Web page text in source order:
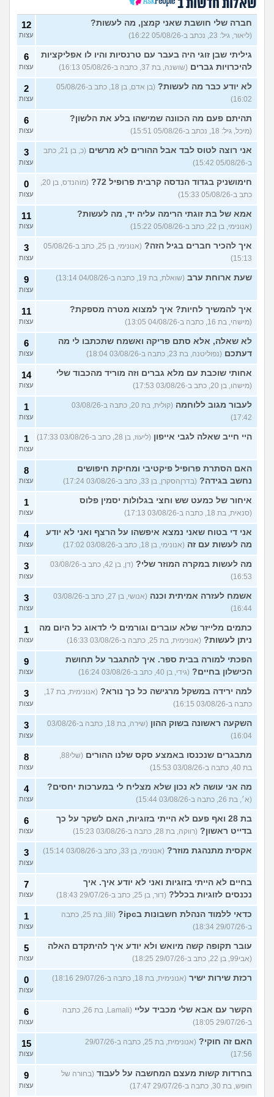
האם אח שלי מקנא/שונא את
אשתי?
(אורי, בן 33)
8
עצות
הבת שלי מדוכדכת שאני ואביה
מבוגרים... איך מתמודדים? (.,
בת 45)
עצות
יש לי אפוטרופוס ואני לא מבין
למה
(זורו, בן 40)
5
עצות
לא יודע מה לעשות יותר עם
המשפחה שלי (יורם, בן 23) עצות
בן 10 לא רוצה שאנחנו ההורים
נהיה נוכחים במסיבת סיום של
הכיתה
(גורי, בן 42)
9
עצות
מה הסוד הזה שגורם לריח
הטוב להשאר בבגד לאורך זמן
???
(מתלמדת, בת 50)
7
עצות
איך לומר להורים שאני רוצה
להיות חילוני?
(אהרן, בן 17)
9
עצות
עוד שאלות חדשות במדור
שאלות חדשות ב
חברה שלי חושבת שאני קמצן, מה לעשות?
(ליאור, גיל: 23, נכתב ב-05/08/26 16:22)
12
עצות
גיליתי שבן זוגי היה בעבר עם טרנסיות והיו לו אפליקציות
להיכרויות גברים (שושנה, בת 37, כתבה ב-05/08/26 16:13)
6
עצות
לא יודע כבר מה לעשות?
(בן אדם, בן 18, כתב ב-05/08/26
16:02)
2
עצות
תהיתם פעם מה הכוונה שמישהו בלע את הלשון?
(מיכל, גיל: 18, נכתב ב-05/08/26 15:51)
6
עצות
אני רוצה לטוס לבד אבל ההורים לא מרשים
(כ, בן 21, כתב
ב-05/08/26 15:42)
3
עצות
חימושניק בגדוד הנדסה קרבית פרופיל 72?
(מוהנדס, בן 20,
כתב ב-05/08/26 15:33)
0
עצות
אמא של בת זוגתי הרימה עליה יד, מה לעשות?
(אנונימי, בן 22, כתב ב-05/08/26 15:22)
11
עצות
איך להכיר חברים בגיל הזה?
(אנונימי, בן 25, כתב ב-05/08/26
15:13)
3
עצות
שעת ארוחת ערב (שואלת, בת 19, כתבה ב-04/08/26 13:14) 9
עצות
איך להמשיך לחיות? איך למצוא מטרה מספקת?
(מישהי, בת 16, כתבה ב-04/08/26 13:05)
11
עצות
לא שאלה, אלא סתם פריקה ואשמח שתכתבו לי מה
דעתכם (נפוליטנה, בת 23, כתבה ב-03/08/26 18:04)
6
עצות
אחותי שוכבת עם מלא גברים וזה מוריד מהכבוד שלי
(מישהו, בן 20, כתב ב-03/08/26 17:53)
14
עצות
לעבור מגוב ללוחמה
(קולית, בת 20, כתבה ב-03/08/26
17:42)
1
עצות
היי חייב שאלה לגבי אייפון (ליעוז, בן 28, כתב ב-03/08/26 17:33) 1
עצות
האם הסתרת פרופיל פיקטיבי ומחיקת חיפושים
נחשב בגידה? (בדרןהסקרן, בן 33, כתב ב-03/08/26 17:24)
8
עצות
איחור של כמעט שש וחצי בגלולות יסמין פלוס
(סנאית, בת 18, כתבה ב-03/08/26 17:13)
1
עצות
אני די בטוח שאני נמצא איפשהו על הרצף ואני לא יודע
מה לעשות עם זה (אנונימי, בן 18, כתב ב-03/08/26 17:02)
4
עצות
מה לעשות במקרה המוזר שלי?
(דן, בן 42, כתב ב-03/08/26
16:53)
3
עצות
אשמח לעזרה אמיתית וכנה
(אנושי, בן 27, כתב ב-03/08/26
16:44)
3
עצות
כתמים מלייזר שלא עוברים וגורמים לי לדאוג כל היום מה
ניתן לעשות? (אנונימית, בת 25, כתבה ב-03/08/26 16:33)
1
עצות
הפכתי למורה בבית ספר. איך להתגבר על תחושת
הכישלון בחיים? (גידי, בן 40, כתב ב-03/08/26 16:24)
9
עצות
למה ירידה במשקל מרגישה כל כך נורא?
(אנונימית, בת 17,
כתבה ב-03/08/26 16:15)
3
עצות
השקעה ראשונה בשוק ההון
(שירה, בת 18, כתבה ב-03/08/26
16:04)
3
עצות
מתבגרים שנכנסו באמצע סקס שלנו ההורים
(שלי88,
בת 40, כתבה ב-03/08/26 15:53)
8
עצות
מה אני עושה לא נכון שלא מצליח לי במערכות יחסים?
(א׳, בת 26, כתבה ב-03/08/26 15:44)
4
עצות
בת 28 ואף פעם לא הייתי בזוגיות, האם לשקר על כך
בדייט ראשון? (רווקה, בת 28, כתבה ב-03/08/26 15:23)
6
עצות
אקסית מתנהגת מוזר? (אנונימי, בן 33, כתב ב-03/08/26 15:14) 3
עצות
בחיים לא הייתי בזוגיות ואני לא יודע איך. איך
נכנסים לזוגיות בכלל? (דור, בן 25, כתב ב-29/07/26 18:43)
7
עצות
כדאי ללמוד הנהלת חשבונות בipc?
(lili, בת 25, כתבה
ב-29/07/26 18:34)
1
עצות
עובר תקופה קשה מיואש ולא יודע איך להיתקדם האלה
(אבי99, בן 22, כתב ב-29/07/26 18:25)
5
עצות
רכזת שירות ישיר (אנונימית, בת 18, כתבה ב-29/07/26 18:16) 0
עצות
הקשר עם אבא שלי מכביד עליי
(Lamali, בת 26, כתבה
ב-29/07/26 18:05)
6
עצות
האם זה חוקי?
(אנונימית, בת 25, כתבה ב-29/07/26
17:56)
15
עצות
בחרדות קשות מעצם המחשבה על לעבוד (בחורה של
חופש, בת 30, כתבה ב-29/07/26 17:47)
9
עצות